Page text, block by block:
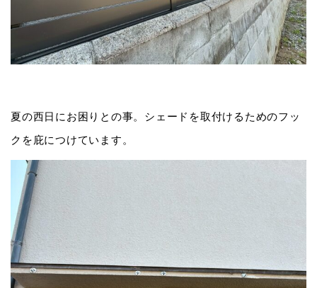
夏の西日にお困りとの事。シェードを取付けるためのフッ
クを庇につけています。